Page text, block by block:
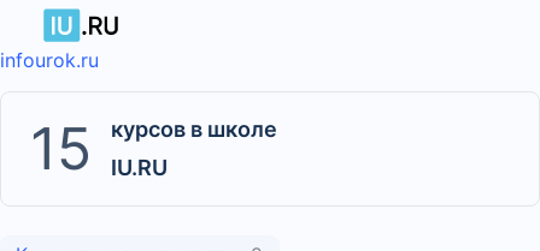
infourok.ru
15
курсов в школе
IU.RU